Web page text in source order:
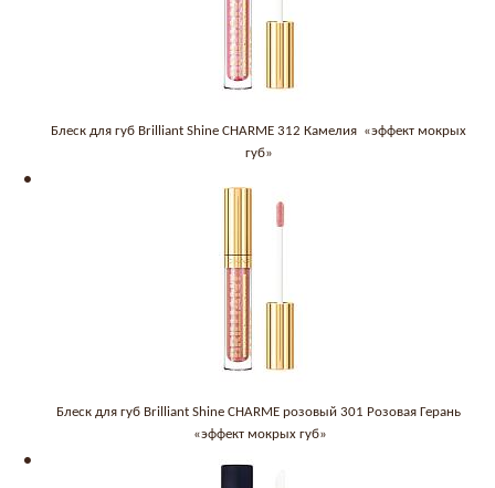
Блеск для губ Brilliant Shine CHARME 312 Камелия «эффект мокрых
губ»
Блеск для губ Brilliant Shine CHARME розовый 301 Розовая Герань
«эффект мокрых губ»